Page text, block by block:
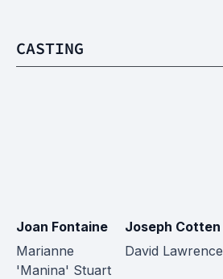
CASTING
Joan Fontaine
Marianne
'Manina' Stuart
Joseph Cotten
David Lawrence